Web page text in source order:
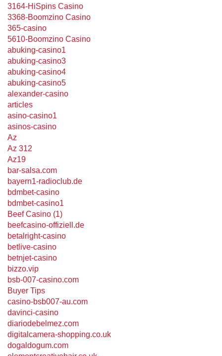
3164-HiSpins Casino
3368-Boomzino Casino
365-casino
5610-Boomzino Casino
abuking-casino1
abuking-casino3
abuking-casino4
abuking-casino5
alexander-casino
articles
asino-casino1
asinos-casino
Az
Az 312
Az19
bar-salsa.com
bayern1-radioclub.de
bdmbet-casino
bdmbet-casino1
Beef Casino (1)
beefcasino-offiziell.de
betalright-casino
betlive-casino
betnjet-casino
bizzo.vip
bsb-007-casino.com
Buyer Tips
casino-bsb007-au.com
davinci-casino
diariodebelmez.com
digitalcamera-shopping.co.uk
dogaldogum.com